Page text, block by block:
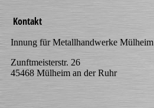
Kontakt
Innung für Metallhandwerke Mülheim
Zunftmeisterstr. 26
45468 Mülheim an der Ruhr